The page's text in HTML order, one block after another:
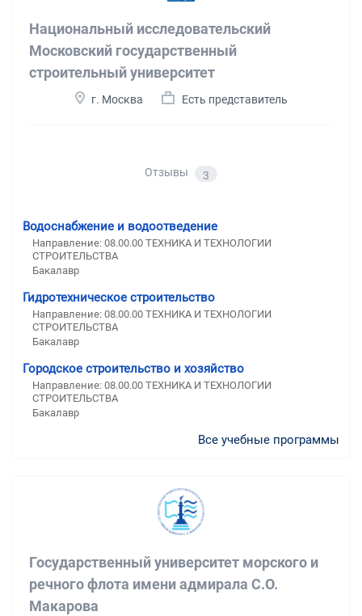
Национальный исследовательский
Московский государственный
строительный университет
г. Москва Есть представитель
Отзывы 3
Водоснабжение и водоотведение
Направление: 08.00.00 ТЕХНИКА И ТЕХНОЛОГИИ
СТРОИТЕЛЬСТВА
Бакалавр
Гидротехническое строительство
Направление: 08.00.00 ТЕХНИКА И ТЕХНОЛОГИИ
СТРОИТЕЛЬСТВА
Бакалавр
Городское строительство и хозяйство
Направление: 08.00.00 ТЕХНИКА И ТЕХНОЛОГИИ
СТРОИТЕЛЬСТВА
Бакалавр
Все учебные программы
Государственный университет морского и
речного флота имени адмирала С.О.
Макарова